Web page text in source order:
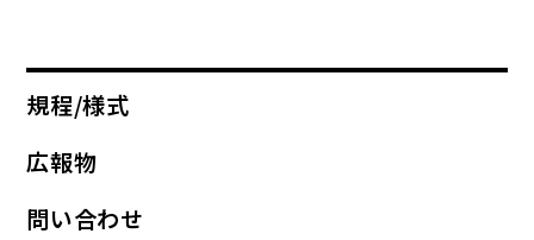
規程/様式
広報物
問い合わせ